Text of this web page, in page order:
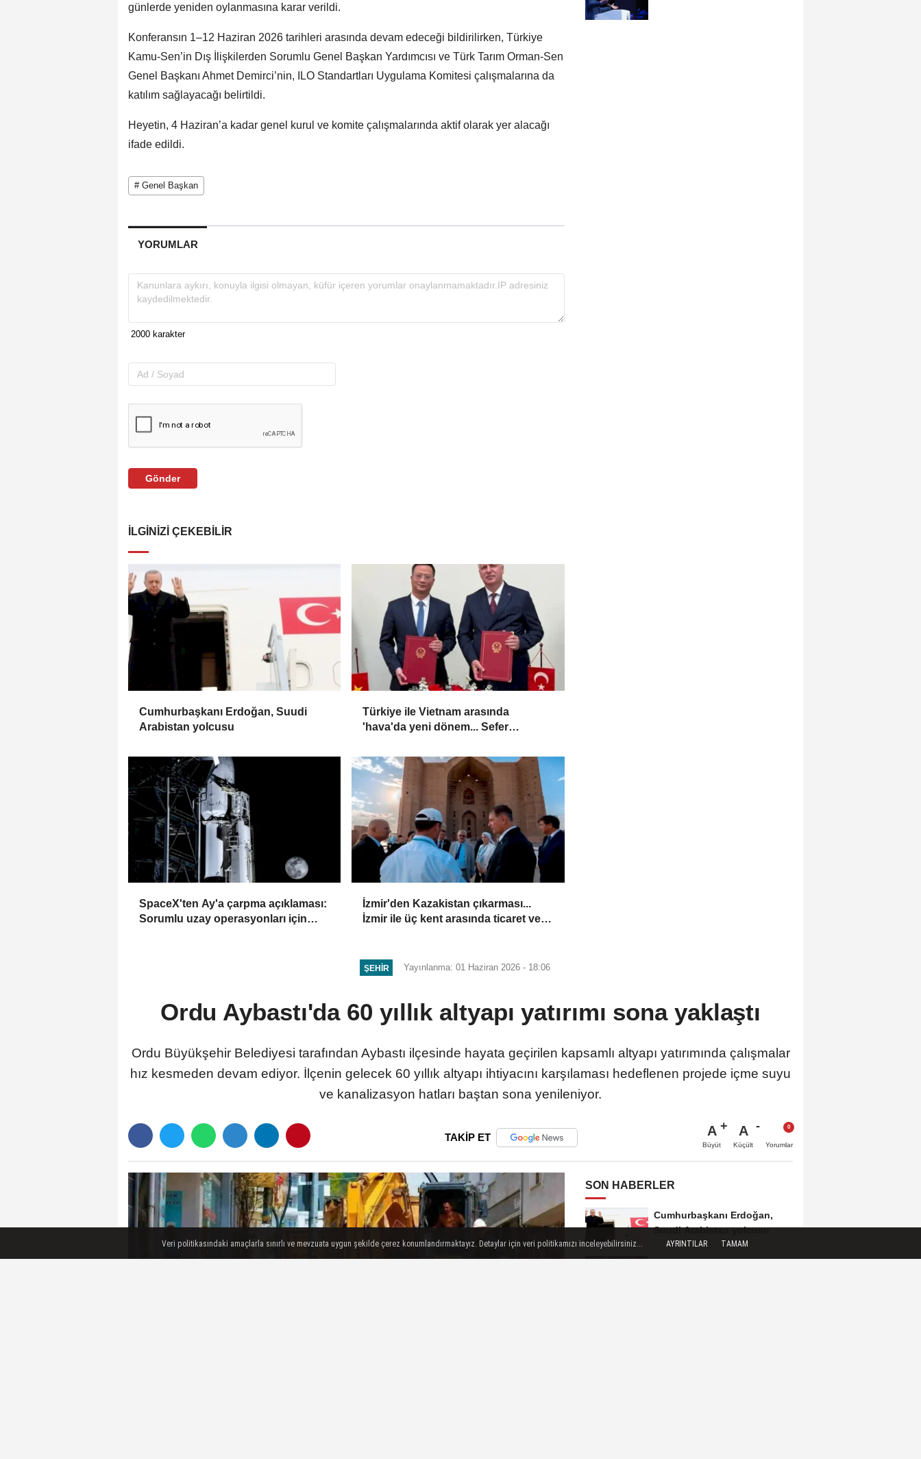
günlerde yeniden oylanmasına karar verildi.
Konferansın 1–12 Haziran 2026 tarihleri arasında devam edeceği bildirilirken, Türkiye
Kamu-Sen’in Dış İlişkilerden Sorumlu Genel Başkan Yardımcısı ve Türk Tarım Orman-Sen
Genel Başkanı Ahmet Demirci’nin, ILO Standartları Uygulama Komitesi çalışmalarına da
katılım sağlayacağı belirtildi.
Heyetin, 4 Haziran’a kadar genel kurul ve komite çalışmalarında aktif olarak yer alacağı
ifade edildi.
# Genel Başkan
YORUMLAR
Gönder
İLGINIZI ÇEKEBILIR
Cumhurbaşkanı Erdoğan, Suudi
Arabistan yolcusu
Türkiye ile Vietnam arasında
'hava'da yeni dönem... Sefer
SpaceX'ten Ay'a çarpma açıklaması:
Sorumlu uzay operasyonları için
İzmir'den Kazakistan çıkarması...
İzmir ile üç kent arasında ticaret ve
ŞEHIR Yayınlanma: 01 Haziran 2026 - 18:06
Ordu Aybastı'da 60 yıllık altyapı yatırımı sona yaklaştı
Ordu Büyükşehir Belediyesi tarafından Aybastı ilçesinde hayata geçirilen kapsamlı altyapı yatırımında çalışmalar
hız kesmeden devam ediyor. İlçenin gelecek 60 yıllık altyapı ihtiyacını karşılaması hedeflenen projede içme suyu
ve kanalizasyon hatları baştan sona yenileniyor.
TAKİP ET A
Büyüt
A
Küçült Yorumlar
SON HABERLER
Cumhurbaşkanı Erdoğan,
Suudi Arabistan yolcusu
Veri politikasındaki amaçlarla sınırlı ve mevzuata uygun şekilde çerez konumlandırmaktayız. Detaylar için veri politikamızı inceleyebilirsiniz... AYRINTILAR TAMAM